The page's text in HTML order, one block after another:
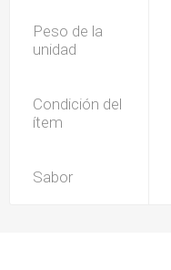
Peso de la
unidad
Condición del
ítem
Sabor